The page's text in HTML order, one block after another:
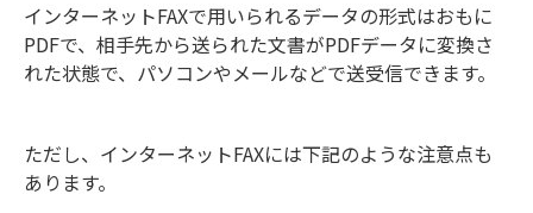
インターネットFAXで用いられるデータの形式はおもに
PDFで、相手先から送られた文書がPDFデータに変換さ
れた状態で、パソコンやメールなどで送受信できます。
ただし、インターネットFAXには下記のような注意点も
あります。